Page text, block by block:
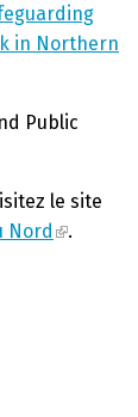
in Northern
Public
le site
Nord .